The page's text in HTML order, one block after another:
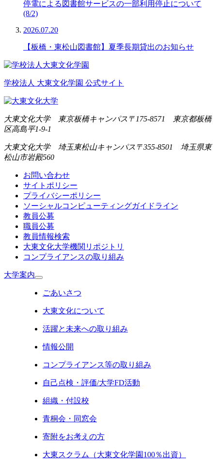
停電による図書館サービスの一部利用停止について
(8/2)
2026.07.20
【板橋・東松山図書館】夏季長期貸出のお知らせ
学校法人 大東文化学園 公式サイト
大東文化大学 東京板橋キャンパス 〒175-8571 東京都板橋
区高島平1-9-1
大東文化大学 埼玉東松山キャンパス 〒355-8501 埼玉県東
松山市岩殿560
お問い合わせ
サイトポリシー
プライバシーポリシー
ソーシャルコンピューティングガイドライン
教員公募
職員公募
教員情報検索
大東文化大学機関リポジトリ
コンプライアンスの取り組み
大学案内
ごあいさつ
大東文化について
活躍と未来への取り組み
情報公開
コンプライアンス等の取り組み
自己点検・評価/大学FD活動
組織・付設校
青桐会・同窓会
寄附をお考えの方
大東スクラム（大東文化学園100％出資）